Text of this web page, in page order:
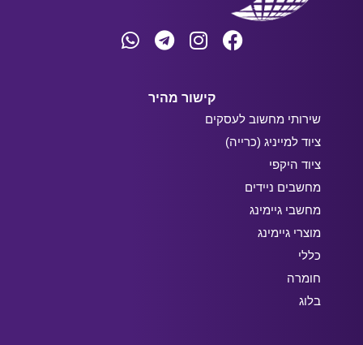
קישור מהיר
שירותי מחשוב לעסקים
ציוד למייניג (כרייה)
ציוד היקפי
מחשבים ניידים
מחשבי גיימינג
מוצרי גיימינג
כללי
חומרה
בלוג